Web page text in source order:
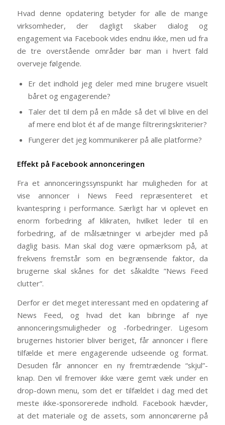
Hvad denne opdatering betyder for alle de mange
virksomheder, der dagligt skaber dialog og
engagement via Facebook vides endnu ikke, men ud fra
de tre overstående områder bør man i hvert fald
overveje følgende.
Er det indhold jeg deler med mine brugere visuelt
båret og engagerende?
Taler det til dem på en måde så det vil blive en del
af mere end blot ét af de mange filtreringskriterier?
Fungerer det jeg kommunikerer på alle platforme?
Effekt på Facebook annonceringen
Fra et annonceringssynspunkt har muligheden for at
vise annoncer i News Feed repræsenteret et
kvantespring i performance. Særligt har vi oplevet en
enorm forbedring af klikraten, hvilket leder til en
forbedring, af de målsætninger vi arbejder med på
daglig basis. Man skal dog være opmærksom på, at
frekvens fremstår som en begrænsende faktor, da
brugerne skal skånes for det såkaldte ”News Feed
clutter”.
Derfor er det meget interessant med en opdatering af
News Feed, og hvad det kan bibringe af nye
annonceringsmuligheder og -forbedringer. Ligesom
brugernes historier bliver beriget, får annoncer i flere
tilfælde et mere engagerende udseende og format.
Desuden får annoncer en ny fremtrædende “skjul”-
knap. Den vil fremover ikke være gemt væk under en
drop-down menu, som det er tilfældet i dag med det
meste ikke-sponsorerede indhold. Facebook hævder,
at det materiale og de assets, som annoncørerne på